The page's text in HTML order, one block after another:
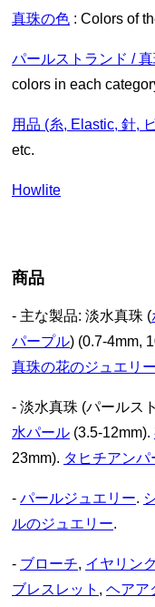
真珠の色 : Colors of
パールストランド /
colors in each
用品 (糸, Elastic, 針,
etc.
Howlite
商品
- 主な製品: 淡水真珠 (
パープル) (0.7-4mm,
真珠の花のジュエリー
- 淡水真珠 (パールス
水パール (3.5-12mm).
23mm). タヒチアンパ
パールジュエリー.
ルのジュエリー.
ブローチ, イヤリン
ブレスレット , ヘアア